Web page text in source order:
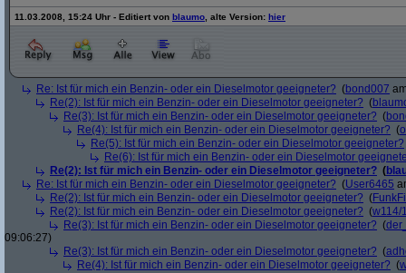
11.03.2008, 15:24 Uhr - Editiert von blaumo , alte Version: hier
Re: Ist für mich ein Benzin- oder ein Dieselmotor geeigneter? (bond007
Re(2): Ist für mich ein Benzin- oder ein Dieselmotor geeigneter? (
Re(3): Ist für mich ein Benzin- oder ein Dieselmotor geeigneter? (
Re(4): Ist für mich ein Benzin- oder ein Dieselmotor geeigneter? (
Re(5): Ist für mich ein Benzin- oder ein Dieselmotor geeigneter?
Re(6): Ist für mich ein Benzin- oder ein Dieselmotor
Re(2): Ist für mich ein Benzin- oder ein Dieselmotor geeigneter? (
Re: Ist für mich ein Benzin- oder ein Dieselmotor geeigneter? (User6465
Re(2): Ist für mich ein Benzin- oder ein Dieselmotor geeigneter? (
Re(2): Ist für mich ein Benzin- oder ein Dieselmotor geeigneter? (w114/
Re(3): Ist für mich ein Benzin- oder ein Dieselmotor geeigneter? (
09:06:27)
Re(3): Ist für mich ein Benzin- oder ein Dieselmotor geeigneter? (
Re(4): Ist für mich ein Benzin- oder ein Dieselmotor geeigneter? (